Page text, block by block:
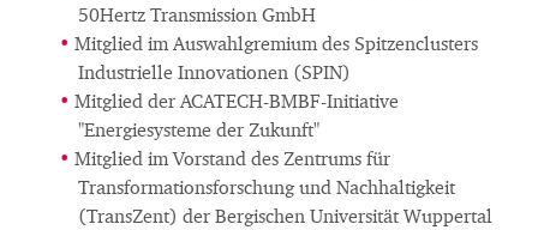
50Hertz Transmission GmbH
Mitglied im Auswahlgremium des Spitzenclusters
Industrielle Innovationen (SPIN)
Mitglied der ACATECH-BMBF-Initiative
"Energiesysteme der Zukunft"
Mitglied im Vorstand des Zentrums für
Transformationsforschung und Nachhaltigkeit
(TransZent) der Bergischen Universität Wuppertal